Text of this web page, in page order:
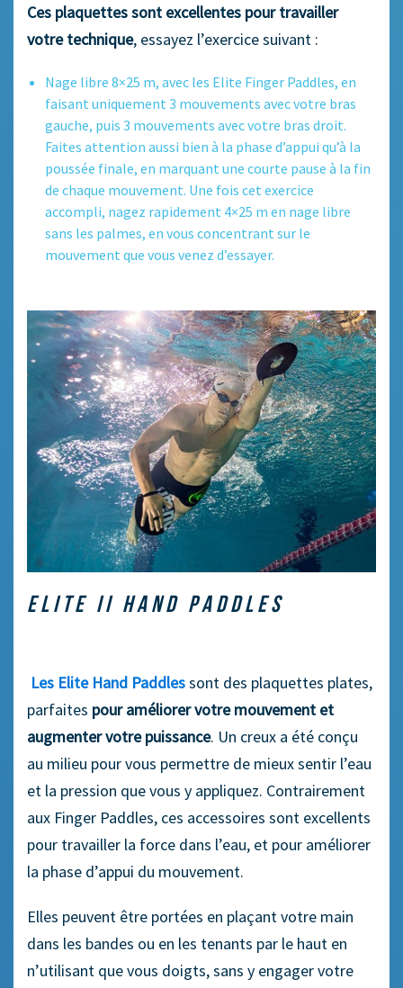
Ces plaquettes sont excellentes pour travailler
votre technique, essayez l’exercice suivant :
Nage libre 8×25 m, avec les Elite Finger Paddles, en
faisant uniquement 3 mouvements avec votre bras
gauche, puis 3 mouvements avec votre bras droit.
Faites attention aussi bien à la phase d’appui qu’à la
poussée finale, en marquant une courte pause à la fin
de chaque mouvement. Une fois cet exercice
accompli, nagez rapidement 4×25 m en nage libre
sans les palmes, en vous concentrant sur le
mouvement que vous venez d’essayer.
ELITE II HAND PADDLES
Les Elite Hand Paddlessont des plaquettes plates,
parfaites pour améliorer votre mouvement et
augmenter votre puissance. Un creux a été conçu
au milieu pour vous permettre de mieux sentir l’eau
et la pression que vous y appliquez. Contrairement
aux Finger Paddles, ces accessoires sont excellents
pour travailler la force dans l’eau, et pour améliorer
la phase d’appui du mouvement.
Elles peuvent être portées en plaçant votre main
dans les bandes ou en les tenants par le haut en
n’utilisant que vous doigts, sans y engager votre